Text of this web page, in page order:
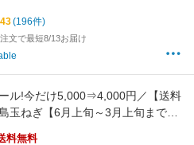
(196件)
文で最短8/13お届け
ル!今だけ5,000⇒4,000円／【送料
玉ねぎ【6月上旬～3月上旬までの
傷 変形 皮むけ 20キロ サイズ・
料無料